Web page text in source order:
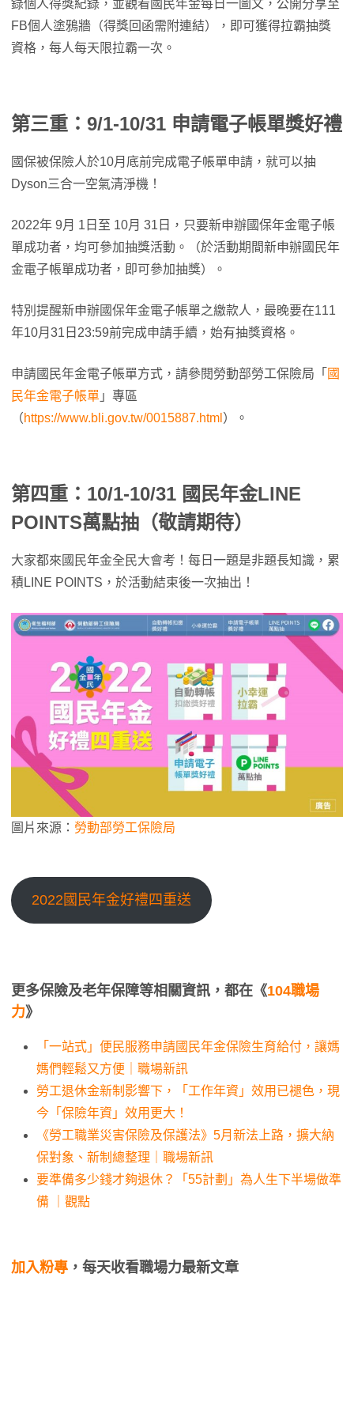
錄個人得獎紀錄，並觀看國民年金每日一圖文，公開分享至
FB個人塗鴉牆（得獎回函需附連結），即可獲得拉霸抽獎
資格，每人每天限拉霸一次。
第三重：9/1-10/31 申請電子帳單獎好禮
國保被保險人於10月底前完成電子帳單申請，就可以抽
Dyson三合一空氣清淨機！
2022年 9月 1日至 10月 31日，只要新申辦國保年金電子帳
單成功者，均可參加抽獎活動。（於活動期間新申辦國民年
金電子帳單成功者，即可參加抽獎）。
特別提醒新申辦國保年金電子帳單之繳款人，最晚要在111
年10月31日23:59前完成申請手續，始有抽獎資格。
申請國民年金電子帳單方式，請參閱勞動部勞工保險局「 國
民年金電子帳單 」專區
（https://www.bli.gov.tw/0015887.html ）。
第四重：10/1-10/31 國民年金LINE
POINTS萬點抽（敬請期待）
大家都來國民年金全民大會考！每日一題是非題長知識，累
積LINE POINTS，於活動結束後一次抽出！
圖片來源： 勞動部勞工保險局
2022國民年金好禮四重送
更多保險及老年保障等相關資訊，都在《104職場
力》
「一站式」便民服務申請國民年金保險生育給付，讓媽
媽們輕鬆又方便｜職場新訊
勞工退休金新制影響下，「工作年資」效用已褪色，現
今「保險年資」效用更大！
《勞工職業災害保險及保護法》5月新法上路，擴大納
保對象、新制總整理｜職場新訊
要準備多少錢才夠退休？「55計劃」為人生下半場做準
備 ｜觀點
加入粉專 ，每天收看職場力最新文章